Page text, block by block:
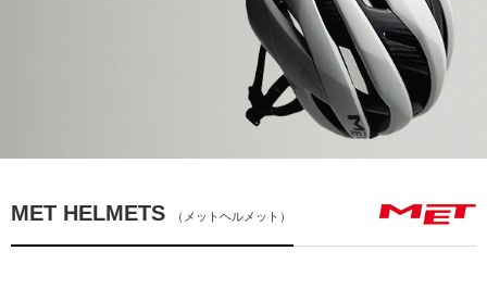
MET HELMETS （メットヘルメット）